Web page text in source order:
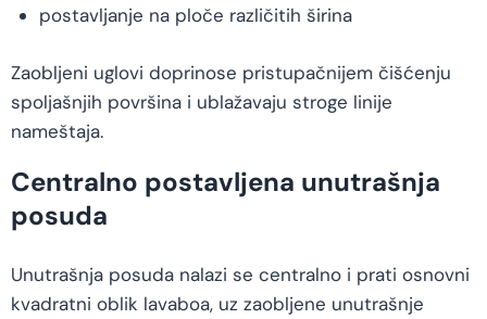
postavljanje na ploče različitih širina
Zaobljeni uglovi doprinose pristupačnijem čišćenju
spoljašnjih površina i ublažavaju stroge linije
nameštaja.
Centralno postavljena unutrašnja
posuda
Unutrašnja posuda nalazi se centralno i prati osnovni
kvadratni oblik lavaboa, uz zaobljene unutrašnje